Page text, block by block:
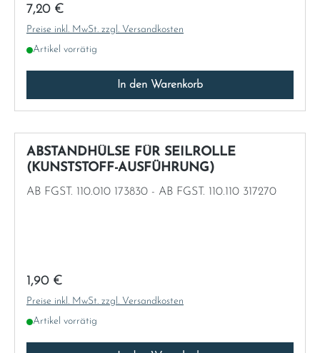
Regulärer Preis:
7,20 €
Preise inkl. MwSt. zzgl. Versandkosten
Artikel vorrätig
In den Warenkorb
ABSTANDHÜLSE FÜR SEILROLLE
(KUNSTSTOFF-AUSFÜHRUNG)
AB FGST. 110.010 173830 - AB FGST. 110.110 317270
Regulärer Preis:
1,90 €
Preise inkl. MwSt. zzgl. Versandkosten
Artikel vorrätig
Malta
Montenegro
Österreich
Romania
Schweiz